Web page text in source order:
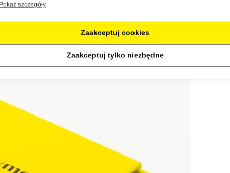
Pokaż szczegóły
Zaakceptuj cookies
Zaakceptuj tylko niezbędne